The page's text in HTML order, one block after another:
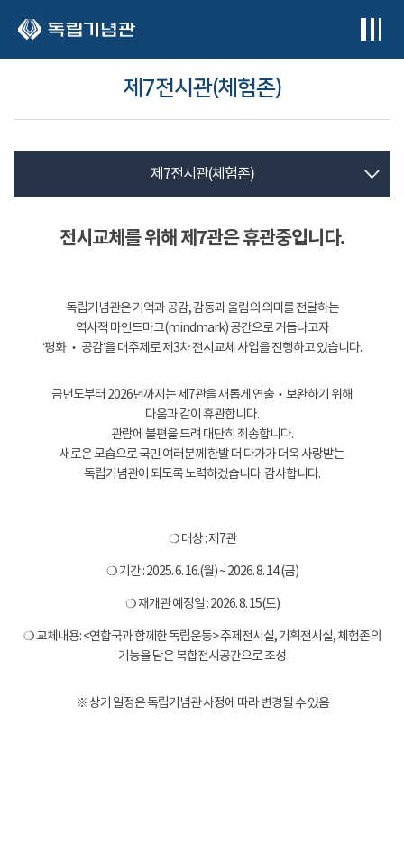
제7전시관(체험존)
제7전시관(체험존)
전시교체를 위해 제7관은 휴관중입니다.
독립기념관은 기억과 공감, 감동과 울림의 의미를 전달하는
역사적 마인드마크(mindmark) 공간으로 거듭나고자
‘평화 ‧ 공감’을 대주제로 제3차 전시교체 사업을 진행하고 있습니다.
금년도부터 2026년까지는 제7관을 새롭게 연출‧보완하기 위해
다음과 같이 휴관합니다.
관람에 불편을 드려 대단히 죄송합니다.
새로운 모습으로 국민 여러분께 한발 더 다가가 더욱 사랑받는
독립기념관이 되도록 노력하겠습니다. 감사합니다.
❍ 대상 : 제7관
❍ 기간 : 2025. 6. 16.(월) ~ 2026. 8. 14.(금)
❍ 재개관 예정일 : 2026. 8. 15(토)
❍ 교체내용: <연합국과 함께한 독립운동> 주제전시실, 기획전시실, 체험존의
기능을 담은 복합전시공간으로 조성
※ 상기 일정은 독립기념관 사정에 따라 변경될 수 있음